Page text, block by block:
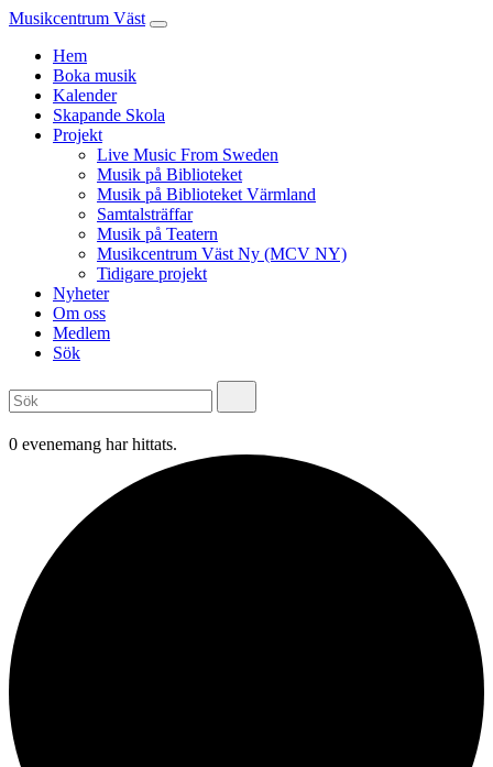
Musikcentrum Väst
Hem
Boka musik
Kalender
Skapande Skola
Projekt
Live Music From Sweden
Musik på Biblioteket
Musik på Biblioteket Värmland
Samtalsträffar
Musik på Teatern
Musikcentrum Väst Ny (MCV NY)
Tidigare projekt
Nyheter
Om oss
Medlem
Sök
0 evenemang har hittats.